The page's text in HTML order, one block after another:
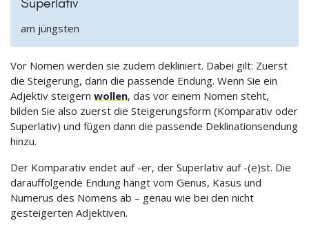
am jüngsten
Vor Nomen werden sie zudem dekliniert. Dabei gilt: Zuerst
die Steigerung, dann die passende Endung. Wenn Sie ein
Adjektiv steigern wollen, das vor einem Nomen steht,
bilden Sie also zuerst die Steigerungsform (Komparativ oder
Superlativ) und fügen dann die passende Deklinationsendung
hinzu.
Der Komparativ endet auf -er, der Superlativ auf -(e)st. Die
darauffolgende Endung hängt vom Genus, Kasus und
Numerus des Nomens ab – genau wie bei den nicht
gesteigerten Adjektiven.